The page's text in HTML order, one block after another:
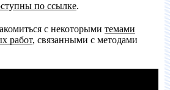
по ссылке.
с некоторыми темами
работ, связанными с методами